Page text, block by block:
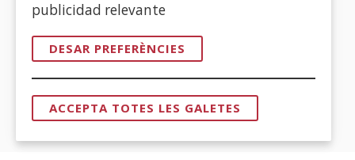
publicidad relevante
DESAR PREFERÈNCIES
ACCEPTA TOTES LES GALETES
nova)
en
una
nova)